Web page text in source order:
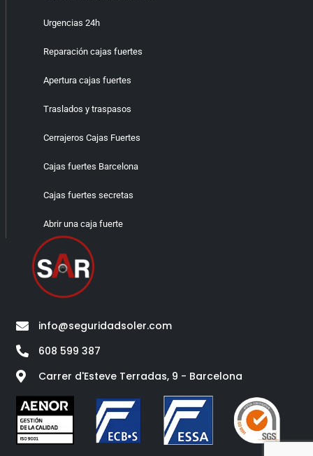
info@seguridadsoler.com
608 599 387
Carrer d'Esteve Terradas, 9 - Barcelona​
Urgencias 24h
Reparación cajas fuertes
Apertura cajas fuertes
Traslados y traspasos
Cerrajeros Cajas Fuertes
Cajas fuertes Barcelona
Cajas fuertes secretas
Abrir una caja fuerte